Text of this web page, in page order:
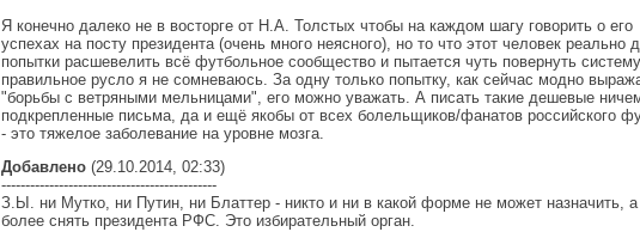
Я конечно далеко не в восторге от Н.А. Толстых чтобы на каждом шагу говорить о его
успехах на посту президента (очень много неясного), но то что этот человек реально
попытки расшевелить всё футбольное сообщество и пытается чуть повернуть
правильное русло я не сомневаюсь. За одну только попытку, как сейчас модно
"борьбы с ветряными мельницами", его можно уважать. А писать такие дешевые
подкрепленные письма, да и ещё якобы от всех болельщиков/фанатов российского
- это тяжелое заболевание на уровне мозга.
Добавлено (29.10.2014, 02:33)
---------------------------------------------
З.Ы. ни Мутко, ни Путин, ни Блаттер - никто и ни в какой форме не может назначить,
более снять президента РФС. Это избирательный орган.